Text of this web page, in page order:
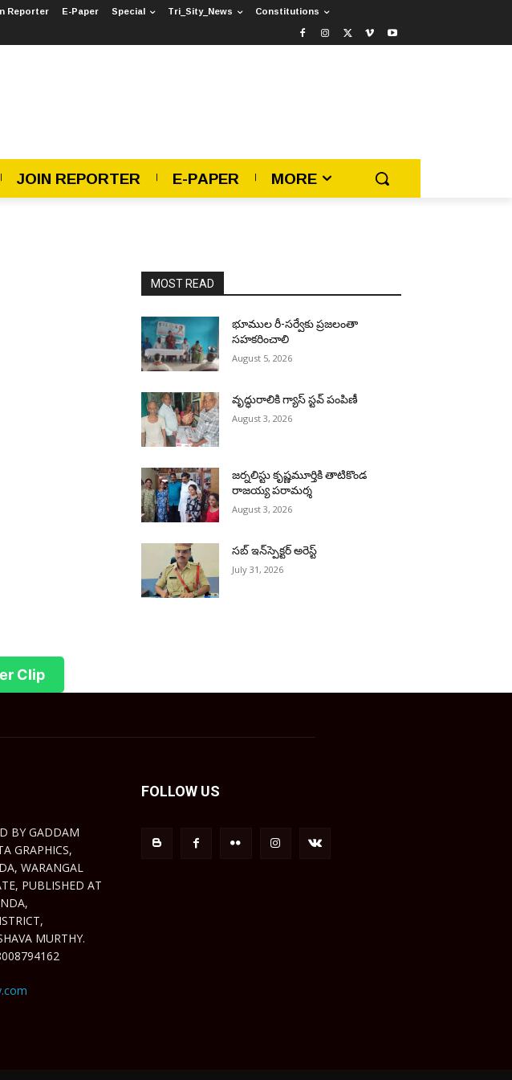
Reporter E-Paper Special Tri_Sity_News Constitutions
JOIN REPORTER E-PAPER MORE
MOST READ
భూముల రీ-సర్వేకు ప్రజలంతా
సహకరించాలి
August 5, 2026
వృద్ధురాలికి గ్యాస్ స్టవ్ పంపిణీ
August 3, 2026
జర్నలిస్టు కృష్ణమూర్తికి తాటికొండ
రాజయ్య పరామర్శ
August 3, 2026
సబ్ ఇన్‌స్పెక్టర్ అరెస్ట్
July 31, 2026
Clip
BY GADDAM
GRAPHICS,
WARANGAL
PUBLISHED AT
MURTHY.
FOLLOW US